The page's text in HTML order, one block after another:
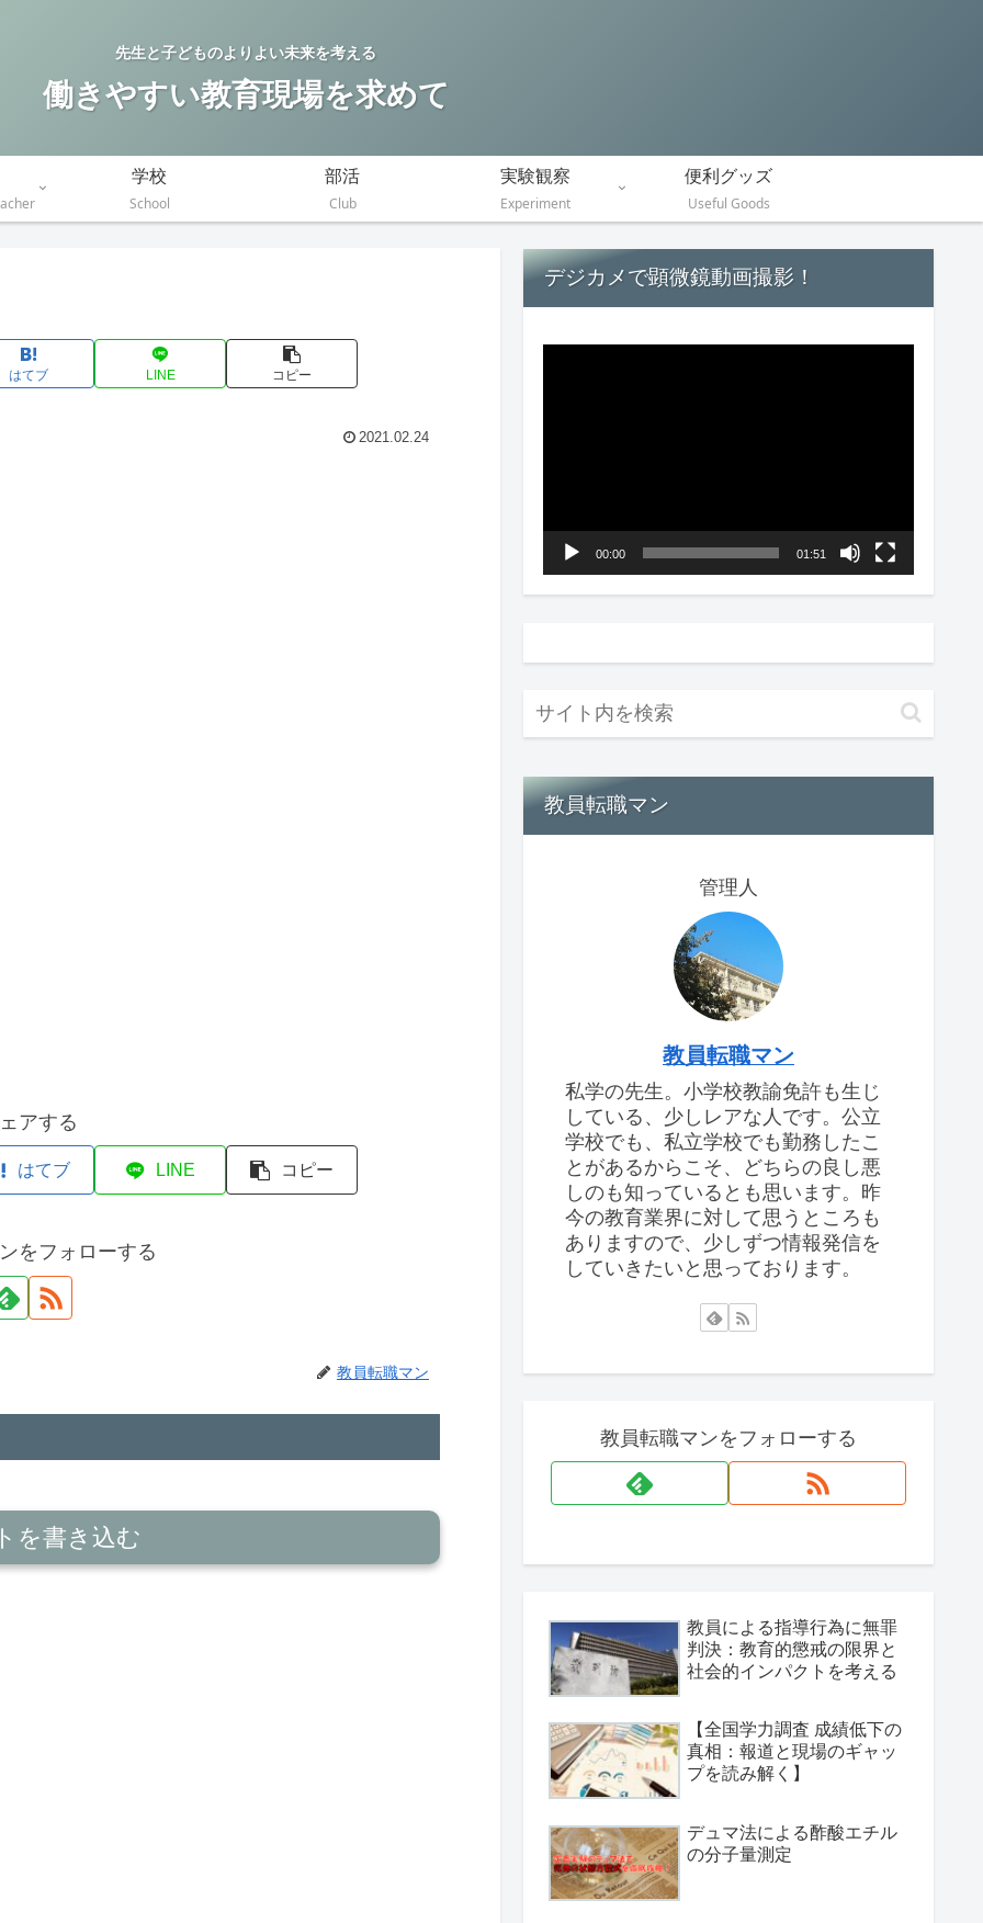
先生と子どものよりよい未来を考える
働きやすい教育現場を求めて
学校
School
部活
Club
実験観察
Experiment
便利グッズ
Useful Goods
はてブ LINE コピー
2021.02.24
アする
はてブ LINE コピー
をフォローする
教員転職マン
を書き込む
デジカメで顕微鏡動画撮影！
ヤ
ー
00:00 01:51
教員転職マン
管理人
教員転職マン
私学の先生。小学校教諭免許も生じ
している、少しレアな人です。公立
学校でも、私立学校でも勤務したこ
とがあるからこそ、どちらの良し悪
しのも知っているとも思います。昨
今の教育業界に対して思うところも
ありますので、少しずつ情報発信を
していきたいと思っております。
教員転職マンをフォローする
教員による指導行為に無罪
判決：教育的懲戒の限界と
社会的インパクトを考える
【全国学力調査 成績低下の
真相：報道と現場のギャッ
プを読み解く】
デュマ法による酢酸エチル
の分子量測定